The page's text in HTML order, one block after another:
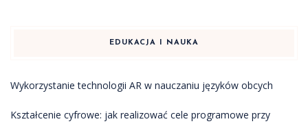
EDUKACJA I NAUKA
Wykorzystanie technologii AR w nauczaniu języków obcych
Kształcenie cyfrowe: jak realizować cele programowe przy